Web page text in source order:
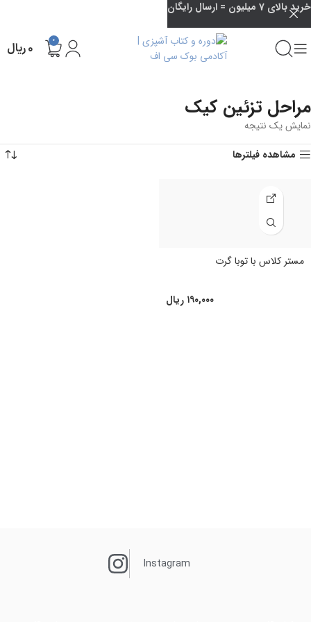
0 ۰ریال
مراحل تزئین کیک
نمایش یک نتیجه
مشاهده فیلترها
مستر کلاس با توبا گرت
۱۹۰,۰۰۰ ریال
Instagram
خرید بالای 7 میلیون = ارسال رایگان